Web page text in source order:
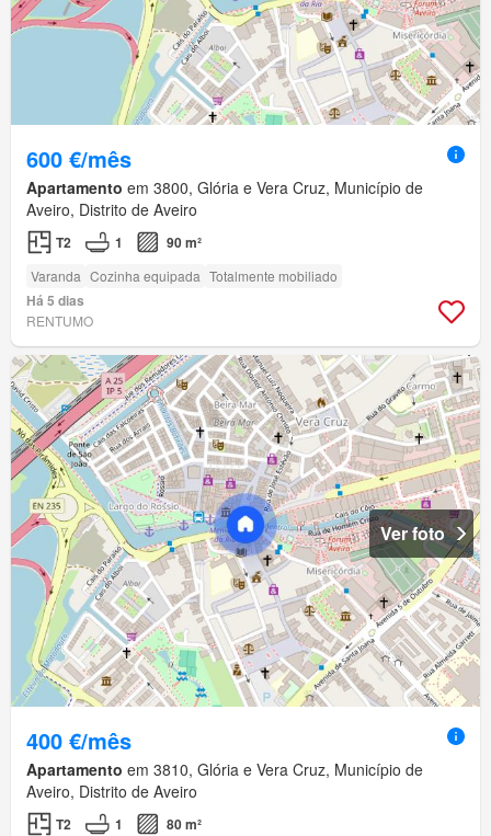
600 €/mês
Apartamento em 3800, Glória e Vera Cruz, Município de
Aveiro, Distrito de Aveiro
T2 1 90 m²
Varanda Cozinha equipada Totalmente mobiliado
Há 5 dias
RENTUMO
Ver foto
400 €/mês
Apartamento em 3810, Glória e Vera Cruz, Município de
Aveiro, Distrito de Aveiro
T2 1
80 m²